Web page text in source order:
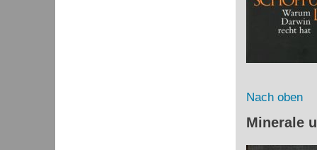
Nach oben
Minerale